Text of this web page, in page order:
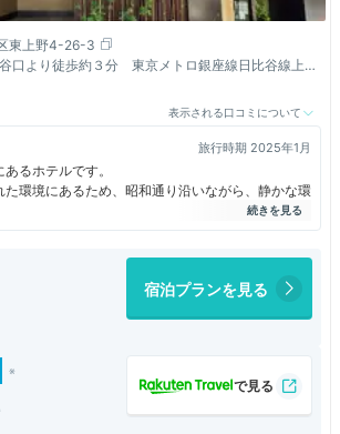
東上野4-26-3
口より徒歩約３分 東京メトロ銀座線日比谷線上
表示される口コミについて
旅行時期 2025年1月
るホテルです。
た環境にあるため、昭和通り沿いながら、静かな環
いていて、IHのコンロになります。
んびりするのに最適です。
暮らすように泊まれます。
宿泊プランを見る